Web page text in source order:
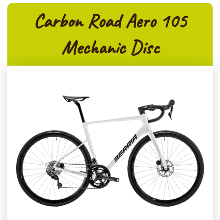
Carbon Road Aero 105
Mechanic Disc